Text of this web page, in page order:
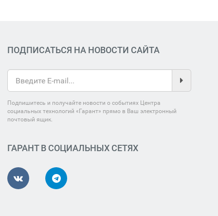
ПОДПИСАТЬСЯ НА НОВОСТИ САЙТА
Подпишитесь и получайте новости о событиях Центра
социальных технологий «Гарант» прямо в Ваш электронный
почтовый ящик.
ГАРАНТ В СОЦИАЛЬНЫХ СЕТЯХ